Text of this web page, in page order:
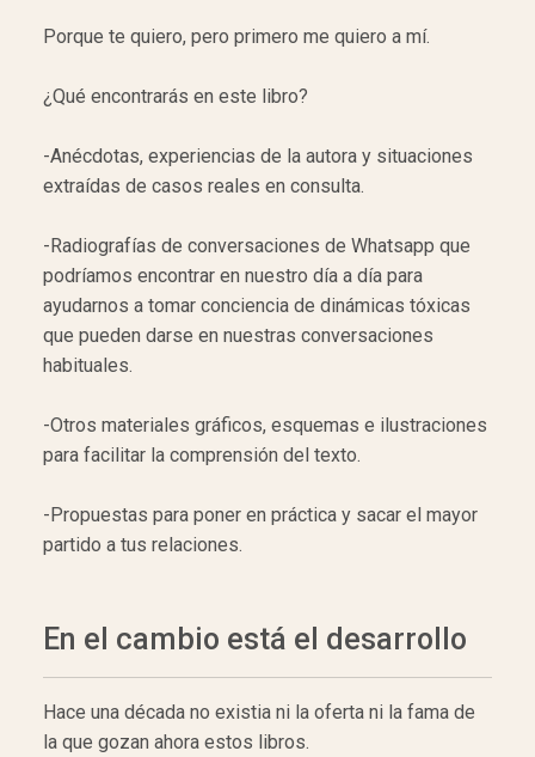
Porque te quiero, pero primero me quiero a mí.
¿Qué encontrarás en este libro?
-Anécdotas, experiencias de la autora y situaciones
extraídas de casos reales en consulta.
-Radiografías de conversaciones de Whatsapp que
podríamos encontrar en nuestro día a día para
ayudarnos a tomar conciencia de dinámicas tóxicas
que pueden darse en nuestras conversaciones
habituales.
-Otros materiales gráficos, esquemas e ilustraciones
para facilitar la comprensión del texto.
-Propuestas para poner en práctica y sacar el mayor
partido a tus relaciones.
En el cambio está el desarrollo
Hace una década no existia ni la oferta ni la fama de
la que gozan ahora estos libros.